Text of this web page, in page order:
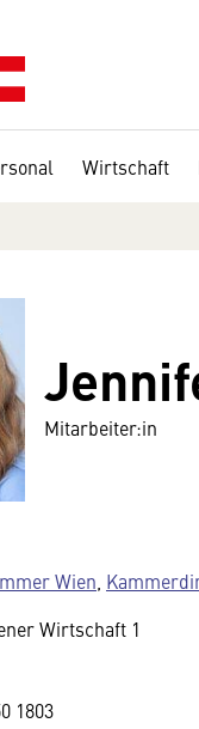
Wirtschaft
Mitarbeiter:in
Wien
Wirtschaft 1
1803